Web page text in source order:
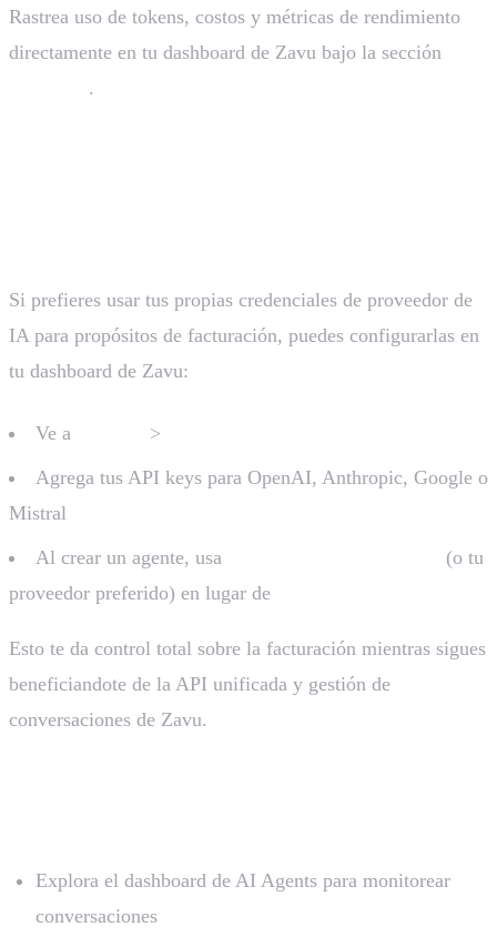
Rastrea uso de tokens, costos y métricas de rendimiento
directamente en tu dashboard de Zavu bajo la sección
.
Si prefieres usar tus propias credenciales de proveedor de
IA para propósitos de facturación, puedes configurarlas en
tu dashboard de Zavu:
Ve a >
Agrega tus API keys para OpenAI, Anthropic, Google o
Mistral
Al crear un agente, usa
(o tu
proveedor preferido) en lugar de
Esto te da control total sobre la facturación mientras sigues
beneficiandote de la API unificada y gestión de
conversaciones de Zavu.
Explora el dashboard de AI Agents para monitorear
conversaciones